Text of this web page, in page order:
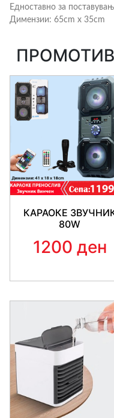
Едноставно за
Димензии: 65cm x 35cm
КАРАОКЕ
80W
1200 ден